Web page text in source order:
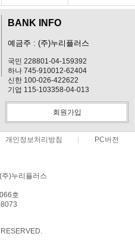
BANK INFO
예금주 : (주)누리플러스
국민 228801-04-159392
하나 745-910012-62404
신한 100-026-422622
기업 115-103358-04-013
회원가입
개인정보처리방침 PC버전
)누리플러스
호